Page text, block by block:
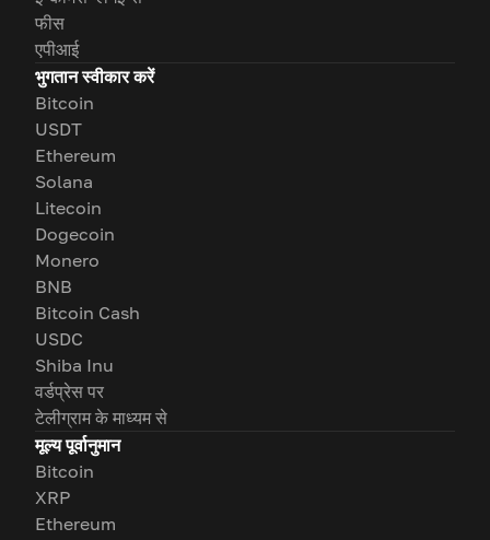
फीस
एपीआई
भुगतान स्वीकार करें
Bitcoin
USDT
Ethereum
Solana
Litecoin
Dogecoin
Monero
BNB
Bitcoin Cash
USDC
Shiba Inu
वर्डप्रेस पर
टेलीग्राम के माध्यम से
मूल्य पूर्वानुमान
Bitcoin
XRP
Ethereum